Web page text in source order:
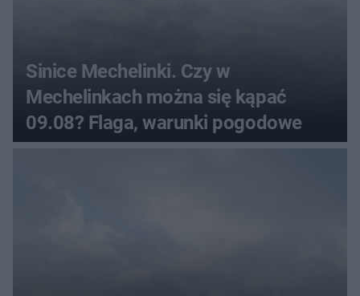
Sinice Mechelinki. Czy w
Mechelinkach można się kąpać
09.08? Flaga, warunki pogodowe